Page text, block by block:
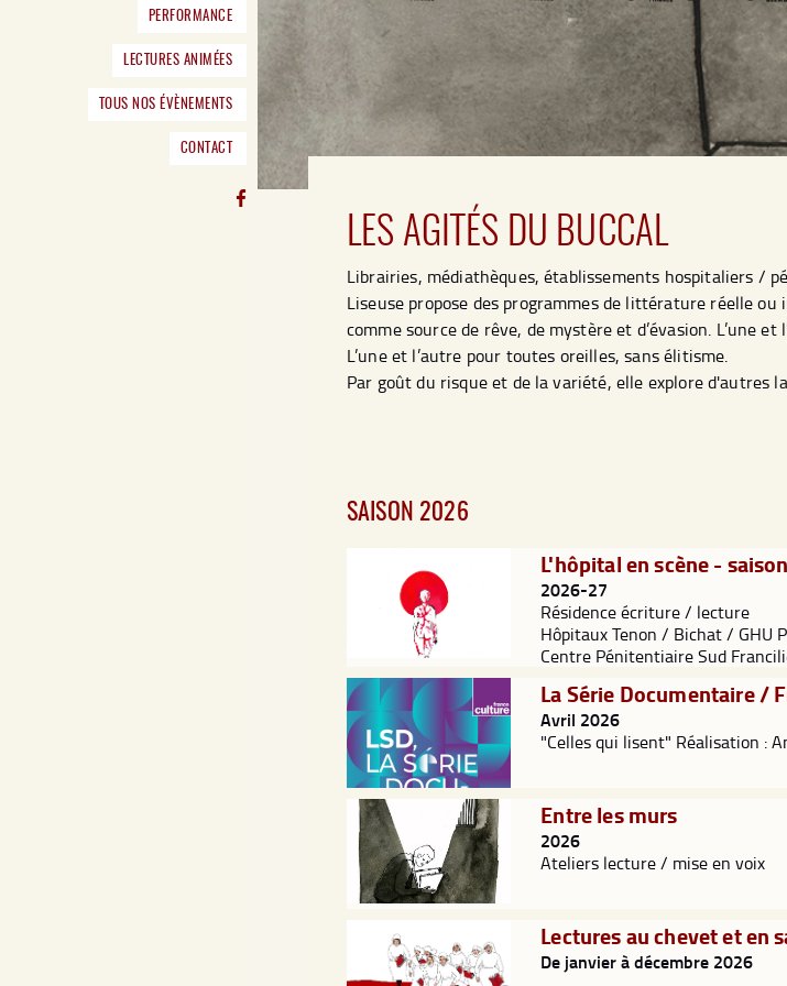
PERFORMANCE
LECTURES ANIMÉES
TOUS NOS ÉVÈNEMENTS
CONTACT
LES AGITÉS DU BUCCAL
Librairies, médiathèques, établissements hospitaliers /
Liseuse propose des programmes de littérature réelle
comme source de rêve, de mystère et d’évasion. L’une
L’une et l’autre pour toutes oreilles, sans élitisme.
Par goût du risque et de la variété, elle explore d'autres
SAISON 2026
L'hôpital en scène -
2026-27
Résidence écriture / lecture
Hôpitaux Tenon / Bichat / GHU
Centre Pénitentiaire Sud
La Série Documentaire /
Avril 2026
"Celles qui lisent" Réalisation :
Entre les murs
2026
Ateliers lecture / mise en voix
Lectures au chevet et en
De janvier à décembre 2026